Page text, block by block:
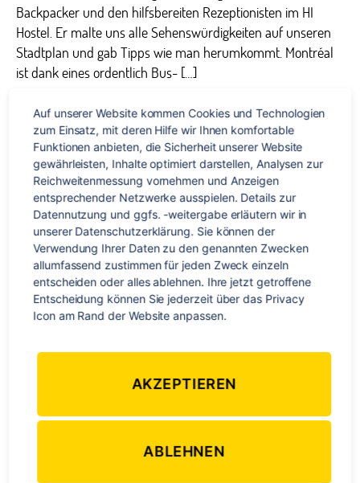
Backpacker und den hilfsbereiten Rezeptionisten im HI
Hostel. Er malte uns alle Sehenswürdigkeiten auf unseren
Stadtplan und gab Tipps wie man herumkommt. Montréal
ist dank eines ordentlich Bus- […]
Schlagwörter
Abenteuer,Backpacker,Französisch,High School,Kanada,
Reisetipps,TravelWorks loves Canada,Work & Travel,Work and
Travel
Kategorien
WELTWEIT
Übersetzte Sprichwörter
Beitragsautor
VonRedaktion Veröffentlichungsdatum
12. Juli 2016
Auf unserer Website kommen Cookies und Technologien
zum Einsatz, mit deren Hilfe wir Ihnen komfortable
Funktionen anbieten, die Sicherheit unserer Website
gewährleisten, Inhalte optimiert darstellen, Analysen zur
Reichweitenmessung vornehmen und Anzeigen
entsprechender Netzwerke ausspielen. Details zur
Datennutzung und ggfs. -weitergabe erläutern wir in
unserer Datenschutzerklärung. Sie können der
Verwendung Ihrer Daten zu den genannten Zwecken
allumfassend zustimmen für jeden Zweck einzeln
entscheiden oder alles ablehnen. Ihre jetzt getroffene
Entscheidung können Sie jederzeit über das Privacy
Icon am Rand der Website anpassen.
AKZEPTIEREN
ABLEHNEN